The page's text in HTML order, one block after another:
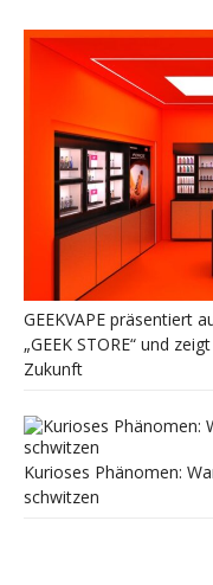
GEEKVAPE präsentiert
„GEEK STORE“ und
Zukunft
Kurioses Phänomen:
schwitzen